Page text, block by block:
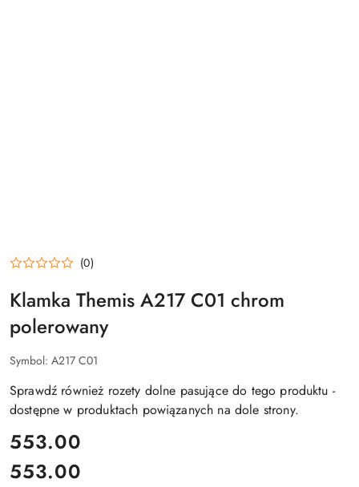
(0)
Klamka Themis A217 C01 chrom
polerowany
Symbol: A217 C01
Sprawdź również rozety dolne pasujące do tego produktu -
dostępne w produktach powiązanych na dole strony.
cena:
553.00
Cena:
553.00